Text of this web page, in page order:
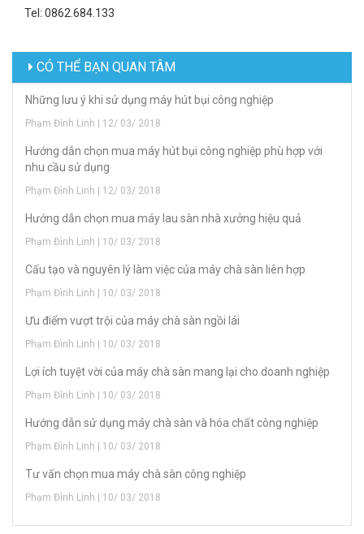
Tel: 0862.684.133
CÓ THỂ BẠN QUAN TÂM
Những lưu ý khi sử dụng máy hút bụi công nghiệp
Phạm Đình Linh | 12/ 03/ 2018
Hướng dẫn chọn mua máy hút bụi công nghiệp phù hợp với
nhu cầu sử dụng
Phạm Đình Linh | 12/ 03/ 2018
Hướng dẫn chọn mua máy lau sàn nhà xưởng hiệu quả
Phạm Đình Linh | 10/ 03/ 2018
Cấu tạo và nguyên lý làm việc của máy chà sàn liên hợp
Phạm Đình Linh | 10/ 03/ 2018
Ưu điểm vượt trội của máy chà sàn ngồi lái
Phạm Đình Linh | 10/ 03/ 2018
Lợi ích tuyệt vời của máy chà sàn mang lại cho doanh nghiệp
Phạm Đình Linh | 10/ 03/ 2018
Hướng dẫn sử dụng máy chà sàn và hóa chất công nghiệp
Phạm Đình Linh | 10/ 03/ 2018
Tư vấn chọn mua máy chà sàn công nghiệp
Phạm Đình Linh | 10/ 03/ 2018